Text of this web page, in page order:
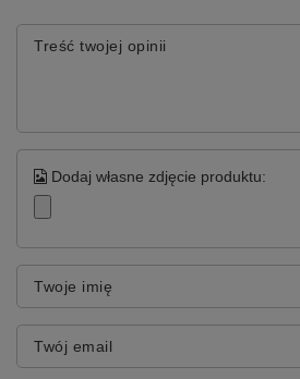
Treść twojej opinii
Dodaj własne zdjęcie produktu:
Twoje imię
Twój email